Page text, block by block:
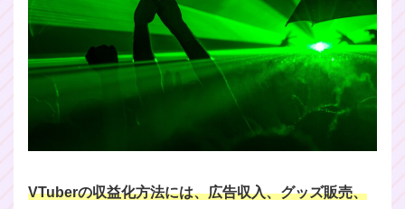
VTuberの収益化方法には、広告収入、グッズ販売、